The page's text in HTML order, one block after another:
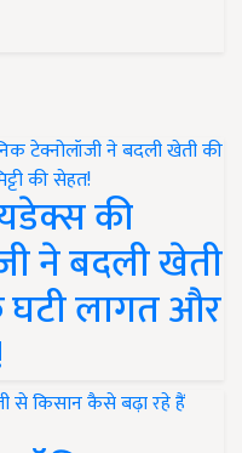
की
ने बदली खेती
घटी लागत और